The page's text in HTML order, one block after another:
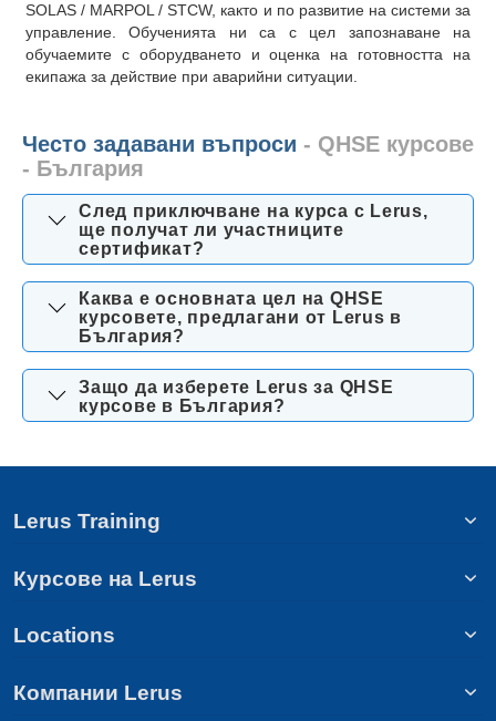
SOLAS / MARPOL / STCW, както и по развитие на системи за
управление. Обученията ни са с цел запознаване на
обучаемите с оборудването и оценка на готовността на
екипажа за действие при аварийни ситуации.
Често задавани въпроси - QHSE курсове
- България
След приключване на курса с Lerus,
ще получат ли участниците
сертификат?
Каква е основната цел на QHSE
курсовете, предлагани от Lerus в
България?
Защо да изберете Lerus за QHSE
курсове в България?
Lerus Training
Курсове на Lerus
Locations
Компании Lerus